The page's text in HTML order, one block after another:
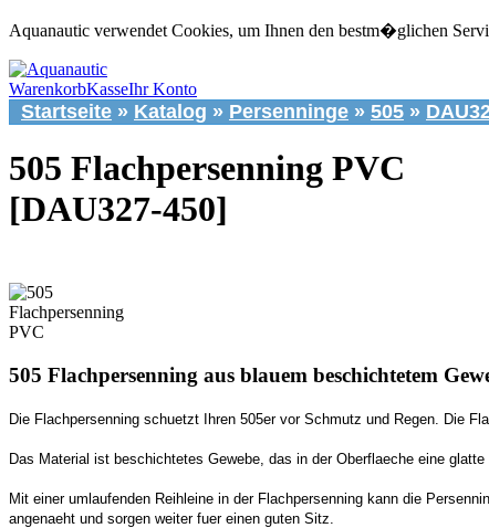
Aquanautic verwendet Cookies, um Ihnen den bestm�glichen
WarenkorbKasseIhr Konto
Startseite » Katalog » Persenninge » 505 »
505 Flachpersenning PVC
[DAU327-450]
505 Flachpersenning aus blauem beschichtetem
Die Flachpersenning schuetzt Ihren 505er vor Schmutz und Regen. Die
Das Material ist beschichtetes Gewebe, das in der Oberflaeche eine glatte
Mit einer umlaufenden Reihleine in der Flachpersenning kann die
angenaeht und sorgen weiter fuer einen guten Sitz.